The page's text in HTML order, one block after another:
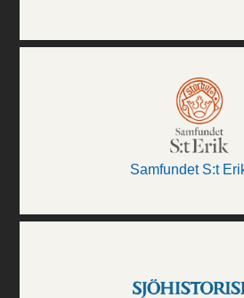
Samfundet S:t